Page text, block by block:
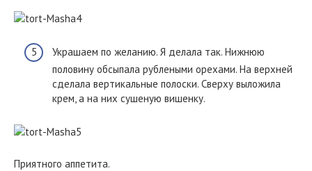
Украшаем по желанию. Я делала так. Нижнюю
половину обсыпала рублеными орехами. На верхней
сделала вертикальные полоски. Сверху выложила
крем, а на них сушеную вишенку.
Приятного аппетита.